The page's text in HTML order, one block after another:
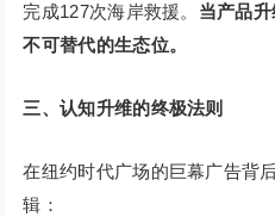
完成127次海岸救援。 当产品
不可替代的生态位。
三、认知升维的终极法则
在纽约时代广场的巨幕广告背
辑：